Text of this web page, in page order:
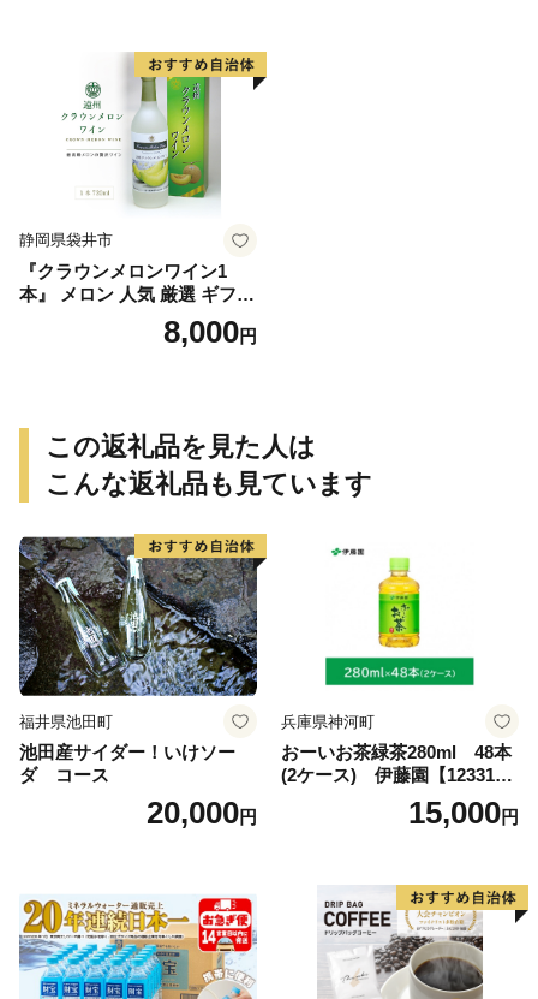
静岡県袋井市
『クラウンメロンワイン1
本』 メロン 人気 厳選 ギフト
贈り物 お祝い 袋井市 お酒 酒
8,000円
この返礼品を見た人は
こんな返礼品も見ています
福井県池田町
池田産サイダー！いけソー
ダ コース
20,000円
兵庫県神河町
おーいお茶緑茶280ml 48本
(2ケース) 伊藤園【123317
15,000円